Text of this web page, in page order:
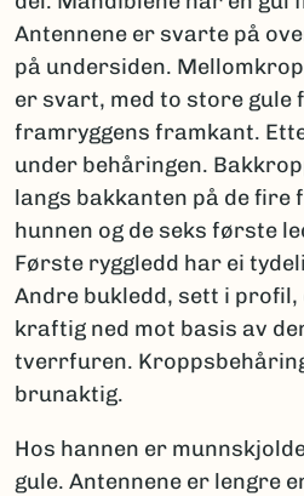
Antennene er svarte på
på undersiden.
er svart, med to store gule
framryggens framkant.
under behåringen.
langs bakkanten på de fire
hunnen og de seks første
Første ryggledd har ei
Andre bukledd, sett i profil,
kraftig ned mot basis av
tverrfuren.
brunaktig.
Hos hannen er
gule. Antennene er lengre